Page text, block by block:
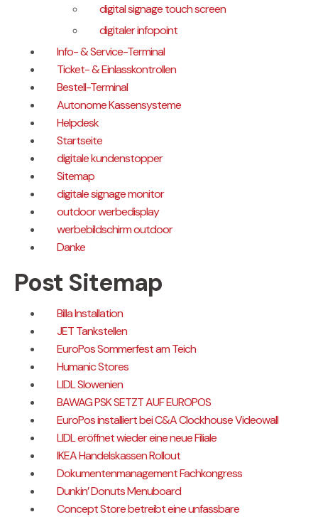
digital signage touch screen
digitaler infopoint
Info- & Service-Terminal
Ticket- & Einlasskontrollen
Bestell-Terminal
Autonome Kassensysteme
Helpdesk
Startseite
digitale kundenstopper
Sitemap
digitale signage monitor
outdoor werbedisplay
werbebildschirm outdoor
Danke
Post Sitemap
Billa Installation
JET Tankstellen
EuroPos Sommerfest am Teich
Humanic Stores
LIDL Slowenien
BAWAG PSK SETZT AUF EUROPOS
EuroPos installiert bei C&A Clockhouse Videowall
LIDL eröffnet wieder eine neue Filiale
IKEA Handelskassen Rollout
Dokumentenmanagement Fachkongress
Dunkin’ Donuts Menuboard
Concept Store betreibt eine unfassbare